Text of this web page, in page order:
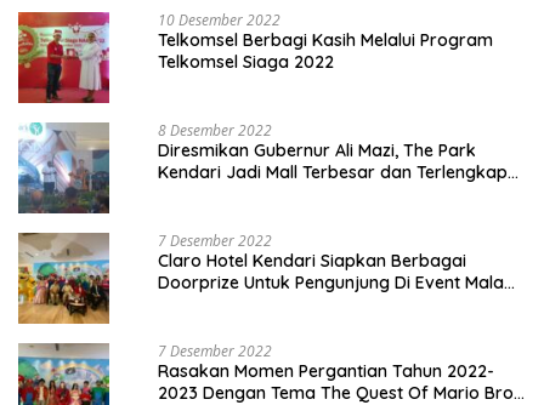
10 Desember 2022
Telkomsel Berbagi Kasih Melalui Program
Telkomsel Siaga 2022
8 Desember 2022
Diresmikan Gubernur Ali Mazi, The Park
Kendari Jadi Mall Terbesar dan Terlengkap
7 Desember 2022
Claro Hotel Kendari Siapkan Berbagai
Doorprize Untuk Pengunjung Di Event Malam
7 Desember 2022
Rasakan Momen Pergantian Tahun 2022-
2023 Dengan Tema The Quest Of Mario Bros